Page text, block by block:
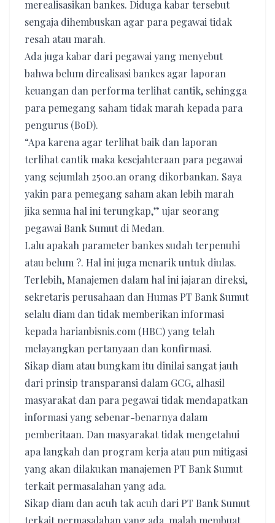
merealisasikan bankes. Diduga kabar tersebut
sengaja dihembuskan agar para pegawai tidak
resah atau marah.
Ada juga kabar dari pegawai yang menyebut
bahwa belum direalisasi bankes agar laporan
keuangan dan performa terlihat cantik, sehingga
para pemegang saham tidak marah kepada para
pengurus (BoD).
“Apa karena agar terlihat baik dan laporan
terlihat cantik maka kesejahteraan para pegawai
yang sejumlah 2500.an orang dikorbankan. Saya
yakin para pemegang saham akan lebih marah
jika semua hal ini terungkap,” ujar seorang
pegawai Bank Sumut di Medan.
Lalu apakah parameter bankes sudah terpenuhi
atau belum ?. Hal ini juga menarik untuk diulas.
Terlebih, Manajemen dalam hal ini jajaran direksi,
sekretaris perusahaan dan Humas PT Bank Sumut
selalu diam dan tidak memberikan informasi
kepada harianbisnis.com (HBC) yang telah
melayangkan pertanyaan dan konfirmasi.
Sikap diam atau bungkam itu dinilai sangat jauh
dari prinsip transparansi dalam GCG, alhasil
masyarakat dan para pegawai tidak mendapatkan
informasi yang sebenar-benarnya dalam
pemberitaan. Dan masyarakat tidak mengetahui
apa langkah dan program kerja atau pun mitigasi
yang akan dilakukan manajemen PT Bank Sumut
terkait permasalahan yang ada.
Sikap diam dan acuh tak acuh dari PT Bank Sumut
terkait permasalahan yang ada, malah membuat